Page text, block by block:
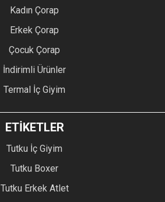
Kadın Çorap
Erkek Çorap
Çocuk Çorap
İndirimli Ürünler
Termal İç Giyim
ETİKETLER
Tutku İç Giyim
Tutku Boxer
Tutku Erkek Atlet